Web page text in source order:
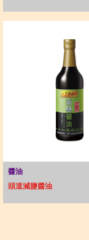
醬油
頭道減鹽醬油